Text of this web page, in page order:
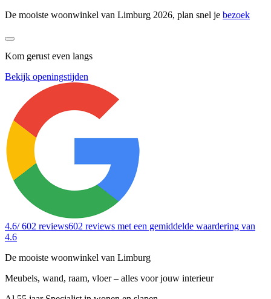
De mooiste woonwinkel van Limburg 2026, plan snel je bezoek
Kom gerust even langs
Bekijk openingstijden
4.6/ 602 reviews602 reviews met een gemiddelde waardering van
4.6
De mooiste woonwinkel van Limburg
Meubels, wand, raam, vloer – alles voor jouw interieur